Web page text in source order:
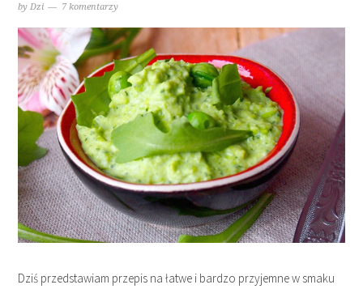
byDzi 7 komentarzy
Dziś przedstawiam przepis na łatwe i bardzo przyjemne w smaku